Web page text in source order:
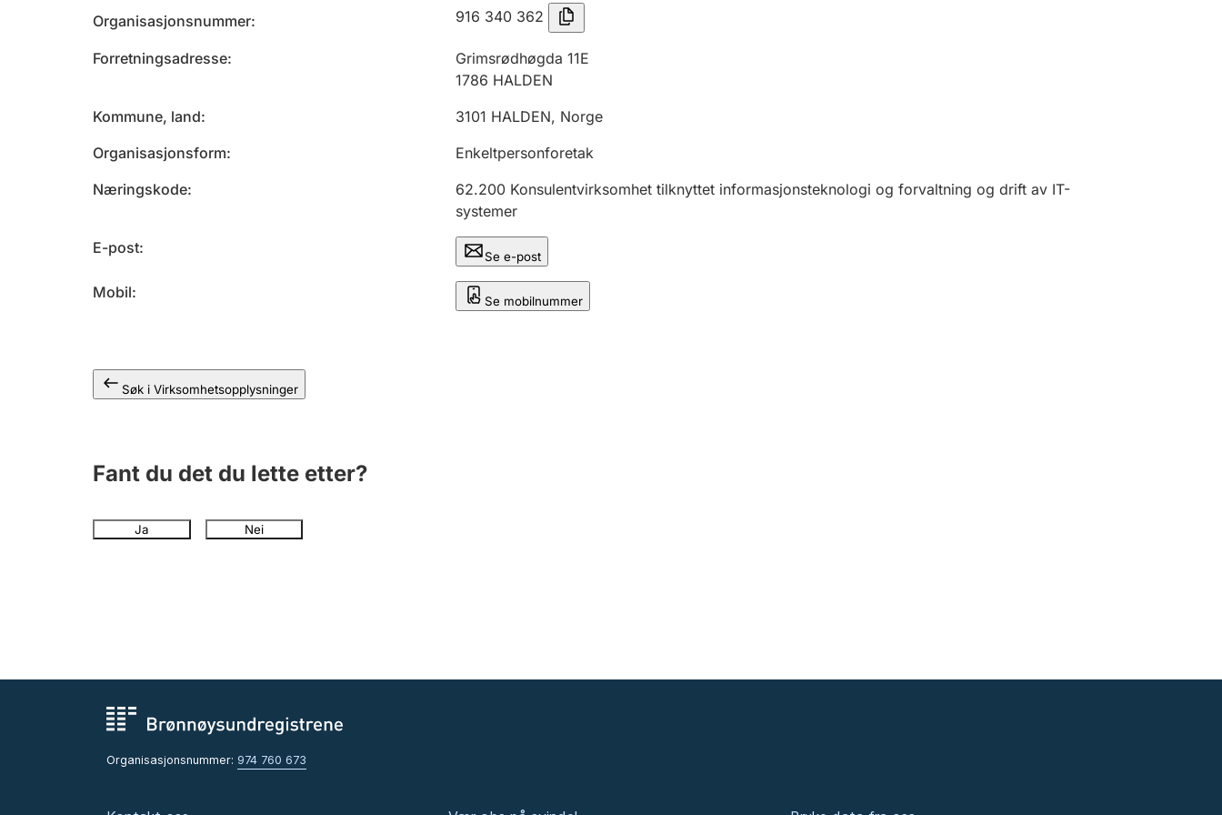
Organisasjonsnummer 916 340 362
Forretningsadresse
Grimsrødhøgda 11E
1786 HALDEN
Kommune, land
3101 HALDEN, Norge
Organisasjonsform
Enkeltpersonforetak
Næringskode
62.200 Konsulentvirksomhet tilknyttet informasjonsteknologi og forvaltning og drift av IT-
systemer
E-post
Se e-post
Mobil Se mobilnummer
Søk i Virksomhetsopplysninger
Fant du det du lette etter?
Ja Nei
Organisasjonsnummer: 974 760 673